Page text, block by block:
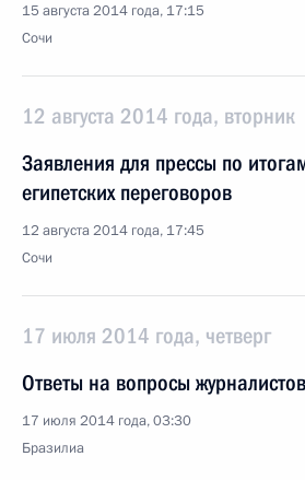
15 августа 2014 года, 17:15
Сочи
12 августа 2014 года, вторник
Заявления для прессы по
египетских переговоров
12 августа 2014 года, 17:45
Сочи
17 июля 2014 года, четверг
Ответы на вопросы журналистов
17 июля 2014 года, 03:30
Бразилиа